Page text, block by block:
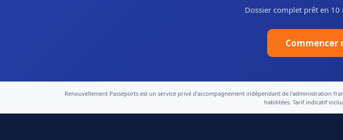
Dossier complet prêt en 10
Commencer
Renouvellement Passeports est un service privé d'accompagnement indépendant de l'administration
habilitées. Tarif indicatif